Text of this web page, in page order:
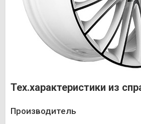
Тех.характеристики из
Производитель